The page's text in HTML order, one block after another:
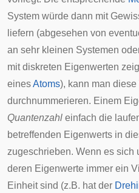
System würde dann mit
liefern (abgesehen von
an sehr kleinen Systemen
mitdiskreten Eigenwerten
einesAtoms), kann man
durchnummerieren. Einem
Quantenzahl einfach die
betreffenden Eigenwerts in
zugeschrieben. Wenn es sich
deren Eigenwerte immer ein
Einheit sind (z.B. hat der